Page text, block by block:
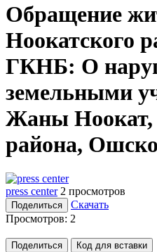
Обращение
Ноокатского
ГКНБ: О
земельными
Жаны Ноокат,
района,
press center 2 просмотров
Поделиться
Скачать
Просмотров: 2
Поделиться Код для вставки